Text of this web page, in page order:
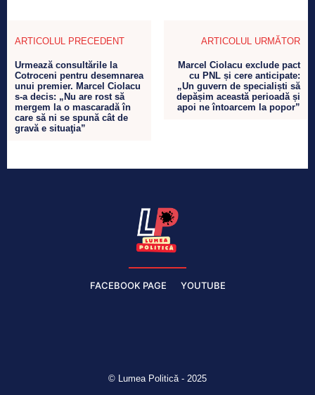
ARTICOLUL PRECEDENT
Urmează consultările la
Cotroceni pentru desemnarea
unui premier. Marcel Ciolacu
s-a decis: „Nu are rost să
mergem la o mascaradă în
care să ni se spună cât de
gravă e situaţia”
ARTICOLUL URMĂTOR
Marcel Ciolacu exclude pact
cu PNL și cere anticipate:
„Un guvern de specialiști să
depășim această perioadă și
apoi ne întoarcem la popor”
FACEBOOK PAGE YOUTUBE
© Lumea Politică - 2025